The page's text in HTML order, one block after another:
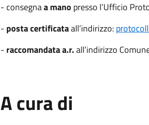
- consegnaa mano presso l’Ufficio
- posta certificataall’indirizzo:
- raccomandata a.r.all’indirizzo
A cura di